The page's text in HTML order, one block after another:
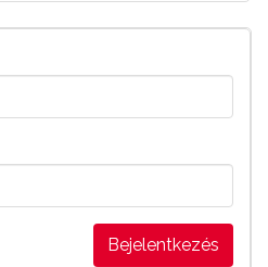
Bejelentkezés